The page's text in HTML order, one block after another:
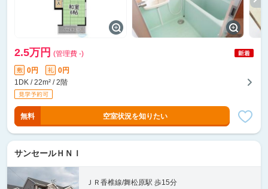
2.5万円 (管理費 -)
敷 0円 礼
0円
1DK / 22m² / 2階
無料 空室状況を知りたい
サンセールＨＮＩ
ＪＲ香椎線/舞松原駅 歩15分